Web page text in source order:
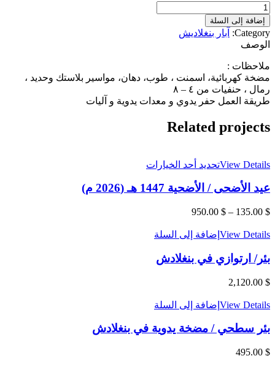
كمية
بئر/
مضخة
كهربائية
في
بنغلادش
إضافة إلى السلة
Category:
آبار بنغلاديش
الوصف
ملاحظات :
مضخة كهربائية، اسمنت ، طوب، دهان، مواسير بلاستك وحديد ،
رمال ، حنفيات من ٤ – ٨
طريقة العمل حفر يدوي و معدات يدوية و آليات
Related projects
View Detailsتحديد أحد الخيارات
من
عيد الأضحى / الأضحية 1447 هـ (2026 م)
135.00 $
–
950.00 $
نطاق
من
خلال
View Details إضافة إلى السلة
بئر/ ارتوازي في بنغلادش
2,120.00 $
View Details إضافة إلى السلة
بئر سطحي / مضخة يدوية في بنغلادش
495.00 $